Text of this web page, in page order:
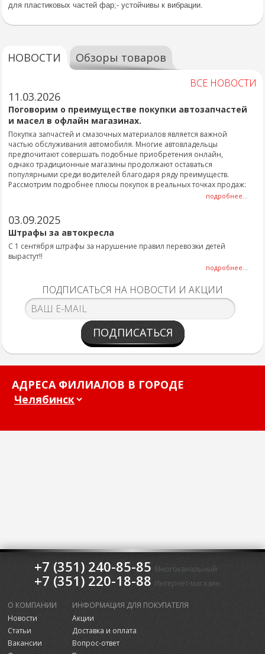
для пластиковых частей фар;- устойчивы к вибрации.
НОВОСТИ Обзоры товаров
ВСЕ НОВОСТИ
11.03.2026
Поговорим о преимуществе покупки автозапчастей
и масел в офлайн магазинах.
Покупка запчастей и смазочных материалов является важной
частью обслуживания автомобиля. Многие автовладельцы
предпочитают совершать подобные приобретения онлайн,
однако традиционные магазины продолжают оставаться
популярными среди водителей благодаря ряду преимуществ.
Рассмотрим подробнее плюсы покупок в реальных точках продаж:
подробнее...
03.09.2025
Штрафы за автокресла
С 1 сентября штрафы за нарушение правил перевозки детей
вырастут!!
подробнее...
ПОДПИСАТЬСЯ НА НОВОСТИ И АКЦИИ
ПОДПИСАТЬСЯ
АДРЕСА ФИЛИАЛОВ В ГОРОДЕ
+7 (351) 240-85-85 Многоканальный
+7 (351) 220-18-88 Интернет-магазин
О КОМПАНИИ
Новости
Статьи
Вакансии
ИНФОРМАЦИЯ ДЛЯ ПОКУПАТЕЛЯ
Акции
Доставка и оплата
Вопрос-ответ